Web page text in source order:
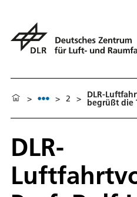
> > 2 > DLR-
begrüßt die
DLR-